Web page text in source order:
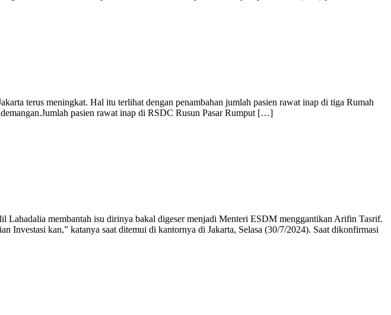
terus meningkat. Hal itu terlihat dengan penambahan jumlah pasien rawat inap di tiga Rumah
pasien rawat inap di RSDC Rusun Pasar Rumput […]
membantah isu dirinya bakal digeser menjadi Menteri ESDM menggantikan Arifin Tasrif.
kan,” katanya saat ditemui di kantornya di Jakarta, Selasa (30/7/2024). Saat dikonfirmasi